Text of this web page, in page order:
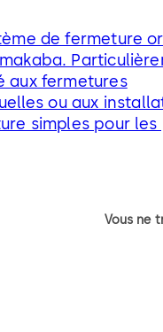
de fermeture
aux fermetures
ou aux
simples pour
roulants.
Vous ne